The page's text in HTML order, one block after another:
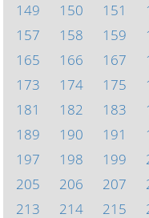
149
150 151
157
158 159
165
166 167
173
174 175
181
182 183
189
190 191
197
198 199
205
206 207
213
214 215